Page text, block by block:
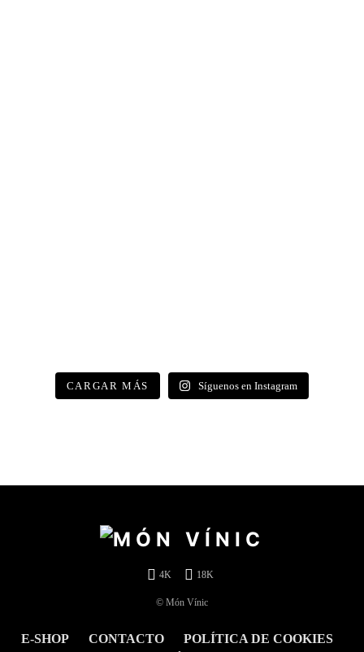
CARGAR MÁS Síguenos en Instagram
4K 18K
© Món Vínic
E-SHOP CONTACTO
POLÍTICA DE COOKIES